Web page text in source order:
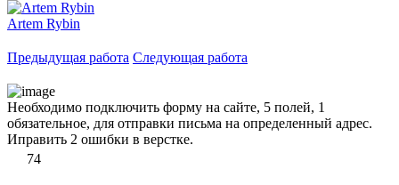
Artem Rybin
Предыдущая работа Следующая работа
Необходимо подключить форму на сайте, 5 полей, 1
обязательное, для отправки письма на определенный адрес.
Иправить 2 ошибки в верстке.
74